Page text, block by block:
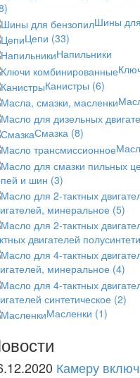
Шины
Цепи (33)
Напильники
Канистры (6)
Смазка (8)
и шин (3)
минеральное (5)
двигателей
минеральное (4)
синтетическое (2)
Масленки (1)
Камеру